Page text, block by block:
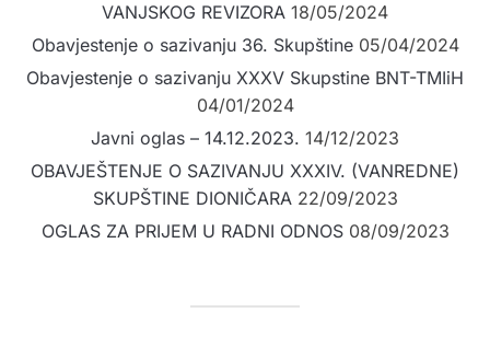
VANJSKOG REVIZORA 18/05/2024
Obavjestenje o sazivanju 36. Skupštine 05/04/2024
Obavjestenje o sazivanju XXXV Skupstine BNT-TMIiH
04/01/2024
Javni oglas – 14.12.2023. 14/12/2023
OBAVJEŠTENJE O SAZIVANJU XXXIV. (VANREDNE)
SKUPŠTINE DIONIČARA 22/09/2023
OGLAS ZA PRIJEM U RADNI ODNOS 08/09/2023